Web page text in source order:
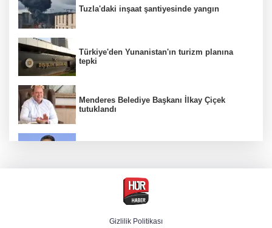
Tuzla'daki inşaat şantiyesinde yangın
Türkiye'den Yunanistan'ın turizm planına
tepki
Menderes Belediye Başkanı İlkay Çiçek
tutuklandı
Hür Ağbaba soruşturmasında MASAK para
hareketlerini inceledi
Gizlilik Politikası